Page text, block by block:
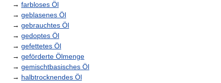
→ farbloses Öl
→ geblasenes Öl
→ gebrauchtes Öl
→ gedoptes Öl
→ gefettetes Öl
→ geförderte Ölmenge
→ gemischtbasisches Öl
→ halbtrocknendes Öl